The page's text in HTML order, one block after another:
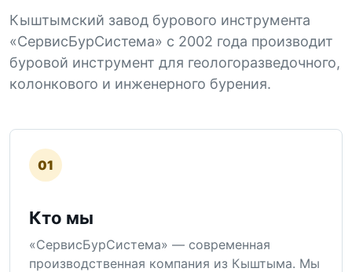
Кыштымский завод бурового инструмента
«СервисБурСистема» с 2002 года производит
буровой инструмент для геологоразведочного,
колонкового и инженерного бурения.
01
Кто мы
«СервисБурСистема» — современная
производственная компания из Кыштыма. Мы